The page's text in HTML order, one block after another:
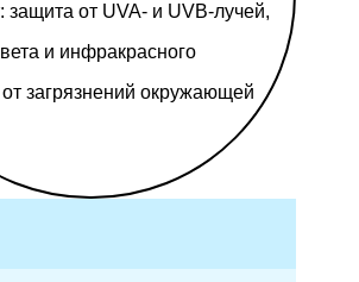
защита от UVA- и UVB-лучей,
и инфракрасного
от загрязнений окружающей